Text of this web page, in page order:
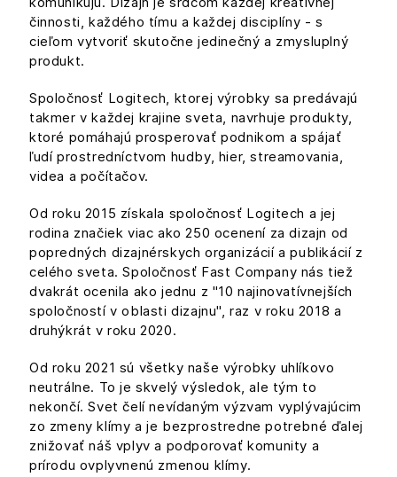
činnosti, každého tímu a každej disciplíny - s
cieľom vytvoriť skutočne jedinečný a zmysluplný
produkt.
Spoločnosť Logitech, ktorej výrobky sa predávajú
takmer v každej krajine sveta, navrhuje produkty,
ktoré pomáhajú prosperovať podnikom a spájať
ľudí prostredníctvom hudby, hier, streamovania,
videa a počítačov.
Od roku 2015 získala spoločnosť Logitech a jej
rodina značiek viac ako 250 ocenení za dizajn od
popredných dizajnérskych organizácií a publikácií z
celého sveta. Spoločnosť Fast Company nás tiež
dvakrát ocenila ako jednu z "10 najinovatívnejších
spoločností v oblasti dizajnu", raz v roku 2018 a
druhýkrát v roku 2020.
Od roku 2021 sú všetky naše výrobky uhlíkovo
neutrálne. To je skvelý výsledok, ale tým to
nekončí. Svet čelí nevídaným výzvam vyplývajúcim
zo zmeny klímy a je bezprostredne potrebné ďalej
znižovať náš vplyv a podporovať komunity a
prírodu ovplyvnenú zmenou klímy.